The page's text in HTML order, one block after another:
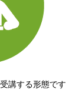
講する形態です